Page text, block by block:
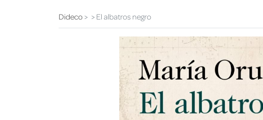
Dideco El albatros negro